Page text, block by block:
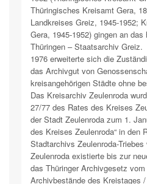
Thüringisches Kreisamt Gera,
Landkreises Greiz, 1945-1952;
Gera, 1945-1952) gingen an
Thüringen – Staatsarchiv Greiz.
1976 erweiterte sich die
das Archivgut von
kreisangehörigen Städte ohne
Das Kreisarchiv Zeulenroda
27/77 des Rates des Kreises
der Stadt Zeulenroda zum 1.
des Kreises Zeulenroda“ in den
Stadtarchivs Zeulenroda-
Zeulenroda existierte bis zur
das Thüringer Archivgesetz
Archivbestände des Kreistages